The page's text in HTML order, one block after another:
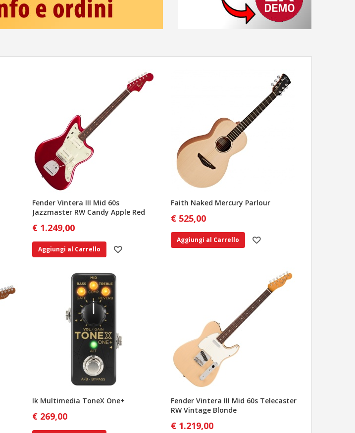
Fender Vintera III Mid 60s
Jazzmaster RW Candy Apple Red
€ 1.249,00
Aggiungi al Carrello
Faith Naked Mercury Parlour
€ 525,00
Aggiungi al Carrello
Ik Multimedia ToneX One+
€ 269,00
Fender Vintera III Mid 60s Telecaster
RW Vintage Blonde
€ 1.219,00